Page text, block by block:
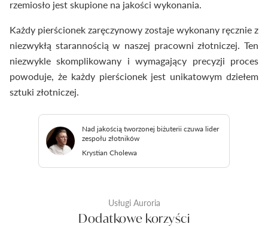
rzemiosło jest skupione na jakości wykonania.
Każdy pierścionek zaręczynowy zostaje wykonany ręcznie z
niezwykłą starannością w naszej pracowni złotniczej. Ten
niezwykle skomplikowany i wymagający precyzji proces
powoduje, że każdy pierścionek jest unikatowym dziełem
sztuki złotniczej.
Nad jakością tworzonej biżuterii czuwa lider
zespołu złotników
Krystian Cholewa
Usługi Auroria
Dodatkowe korzyści